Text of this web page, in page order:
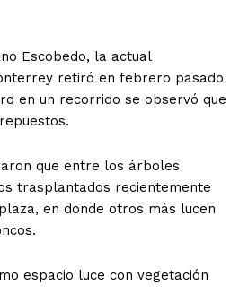
Escobedo, la actual
retiró en febrero pasado
en un recorrido se observó que
que entre los árboles
trasplantados recientemente
en donde otros más lucen
espacio luce con vegetación